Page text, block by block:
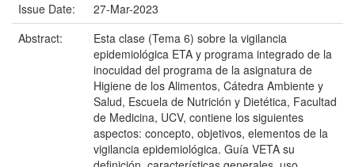
Issue Date:
27-Mar-2023
Abstract:
Esta clase (Tema 6) sobre la vigilancia
epidemiológica ETA y programa integrado de la
inocuidad del programa de la asignatura de
Higiene de los Alimentos, Cátedra Ambiente y
Salud, Escuela de Nutrición y Dietética, Facultad
de Medicina, UCV, contiene los siguientes
aspectos: concepto, objetivos, elementos de la
vigilancia epidemiológica. Guía VETA su